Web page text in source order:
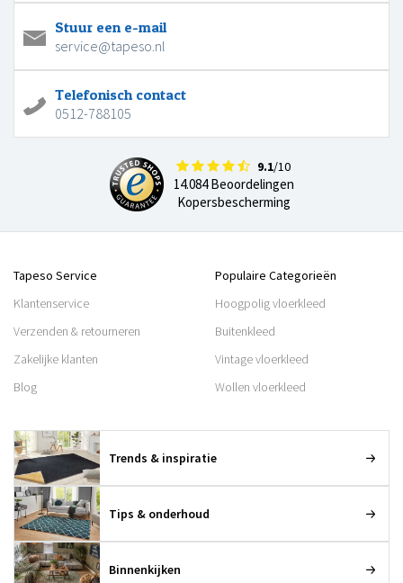
Stuur een e-mail
service@tapeso.nl
Telefonisch contact
0512-788105
9.1/10
14.084 Beoordelingen
Kopersbescherming
Tapeso Service
Klantenservice
Verzenden & retourneren
Zakelijke klanten
Blog
Populaire Categorieën
Hoogpolig vloerkleed
Buitenkleed
Vintage vloerkleed
Wollen vloerkleed
Trends & inspiratie
Tips & onderhoud
Binnenkijken